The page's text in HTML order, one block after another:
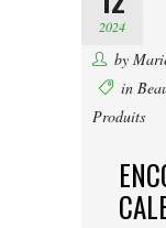
2024
by
in
Produits